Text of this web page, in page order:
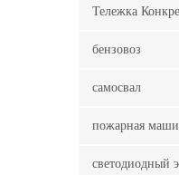
Тележка
бензовоз
самосвал
пожарная
светодиодный